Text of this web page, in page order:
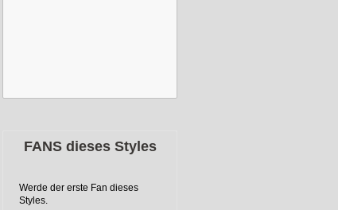
FANS dieses Styles
Werde der erste Fan dieses
Styles.